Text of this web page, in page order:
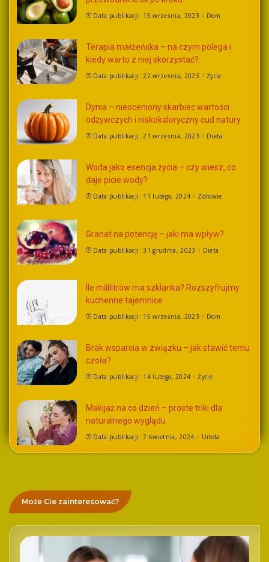
Data publikacji: 15 września, 2023 Dom
Terapia małżeńska – na czym polega i
kiedy warto z niej skorzystać?
Data publikacji: 22 września, 2023 Życie
Dynia – nieoceniony skarbiec wartości
odżywczych i niskokaloryczny cud natury
Data publikacji: 21 września, 2023 Dieta
Woda jako esencja życia – czy wiesz, co
daje picie wody?
Data publikacji: 11 lutego, 2024 Zdrowie
Granat na potencję – jaki ma wpływ?
Data publikacji: 31 grudnia, 2023 Dieta
Ile mililitrów ma szklanka? Rozszyfrujmy
kuchenne tajemnice
Data publikacji: 15 września, 2023 Dom
Brak wsparcia w związku – jak stawić temu
czoła?
Data publikacji: 14 lutego, 2024 Życie
Makijaż na co dzień – proste triki dla
naturalnego wyglądu
Data publikacji: 7 kwietnia, 2024 Uroda
Może Cie zainteresować?